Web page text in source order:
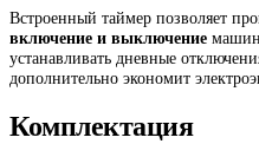
Встроенный таймер позволяет
включение и выключение
устанавливать дневные
дополнительно экономит
Комплектация